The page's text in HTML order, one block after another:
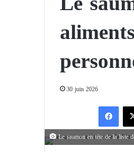
30 juin 2026
Le saumon en tête de la liste